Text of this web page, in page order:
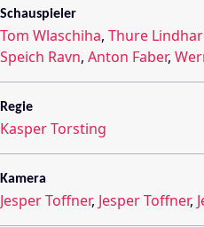
Schauspieler
Tom Wlaschiha, Thure
Speich Ravn, Anton Faber,
Regie
Kasper Torsting
Kamera
Jesper Toffner, Jesper Toffner,